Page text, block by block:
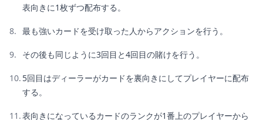
表向きに1枚ずつ配布する。
最も強いカードを受け取った人からアクションを行う。
その後も同じように3回目と4回目の賭けを行う。
5回目はディーラーがカードを裏向きにしてプレイヤーに配布
する。
表向きになっているカードのランクが1番上のプレイヤーから